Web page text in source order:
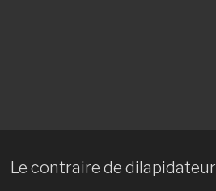
Le contraire de dilapidateur